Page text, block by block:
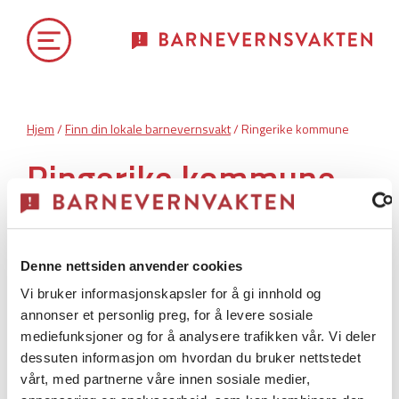
Denne nettsiden anvender cookies
Vi bruker informasjonskapsler for å gi innhold og
annonser et personlig preg, for å levere sosiale
mediefunksjoner og for å analysere trafikken vår. Vi deler
dessuten informasjon om hvordan du bruker nettstedet
vårt, med partnerne våre innen sosiale medier,
Hjem/Finn din lokale barnevernsvakt/ Ringerike kommune
Ringerike kommune
Ringerike kommune har
akuttberedskap.
Annen vaktordning